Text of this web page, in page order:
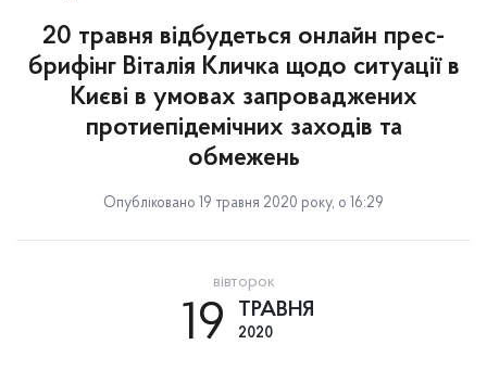
20 травня відбудеться онлайн прес-
брифінг Віталія Кличка щодо ситуації в
Києві в умовах запроваджених
протиепідемічних заходів та
обмежень
Опубліковано 19 травня 2020 року, о 16:29
вівторок
19 ТРАВНЯ
2020